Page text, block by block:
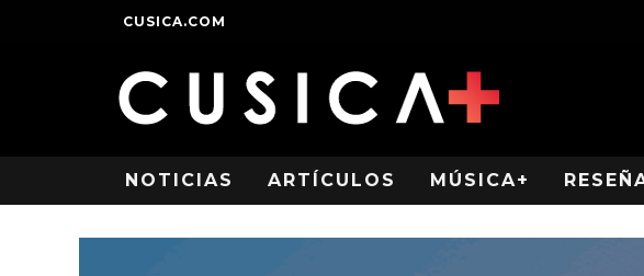
CUSICA.COM
NOTICIAS ARTÍCULOS MÚSICA+